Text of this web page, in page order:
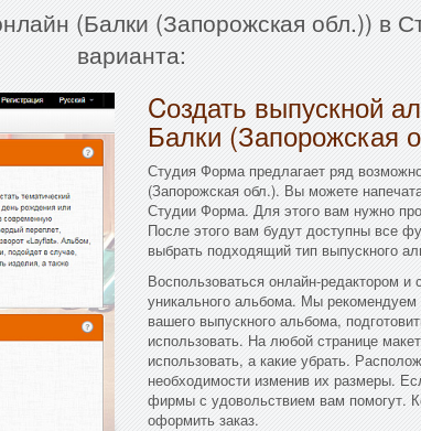
(Балки (Запорожская обл.)) в
варианта:
Cоздать выпускной
Балки (Запорожская
Студия Форма предлагает ряд
(Запорожская обл.). Вы можете
Студии Форма. Для этого вам нужно
После этого вам будут доступны все
выбрать подходящий тип выпускного
Воспользоваться онлайн-редактором
уникального альбома. Мы
вашего выпускного альбома,
использовать. На любой странице
использовать, а какие убрать.
необходимости изменив их размеры.
фирмы с удовольствием вам помогут.
оформить заказ.